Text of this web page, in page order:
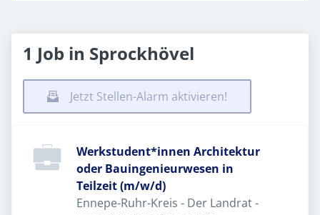
1 Job in Sprockhövel
Jetzt Stellen-Alarm aktivieren!
Werkstudent*innen Architektur
oder Bauingenieurwesen in
Teilzeit (m/w/d)
Ennepe-Ruhr-Kreis - Der Landrat -